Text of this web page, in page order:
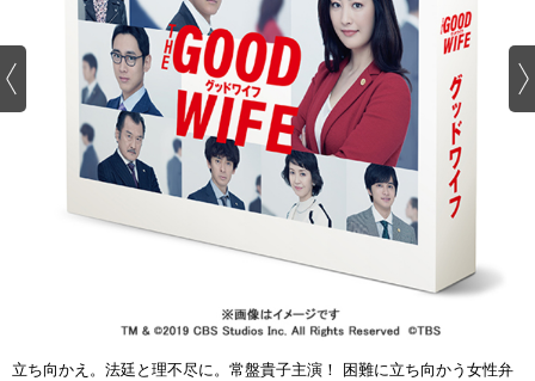
立ち向かえ。法廷と理不尽に。常盤貴子主演！ 困難に立ち向かう女性弁